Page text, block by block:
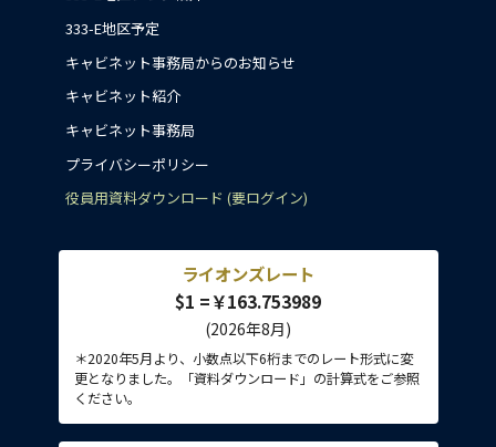
333-E地区予定
キャビネット事務局からのお知らせ
キャビネット紹介
キャビネット事務局
プライバシーポリシー
役員用資料ダウンロード (要ログイン)
ライオンズレート
$1 =￥163.753989
(2026年8月)
＊2020年5月より、小数点以下6桁までのレート形式に変
更となりました。「資料ダウンロード」の計算式をご参照
ください。